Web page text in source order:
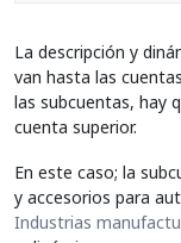
La descripción y
van hasta las
las subcuentas, hay
cuenta superior.
En este caso; la
y accesorios para
Industrias